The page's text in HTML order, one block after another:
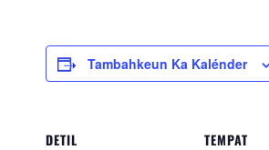
Tambahkeun Ka Kalénder
DETIL TEMPAT